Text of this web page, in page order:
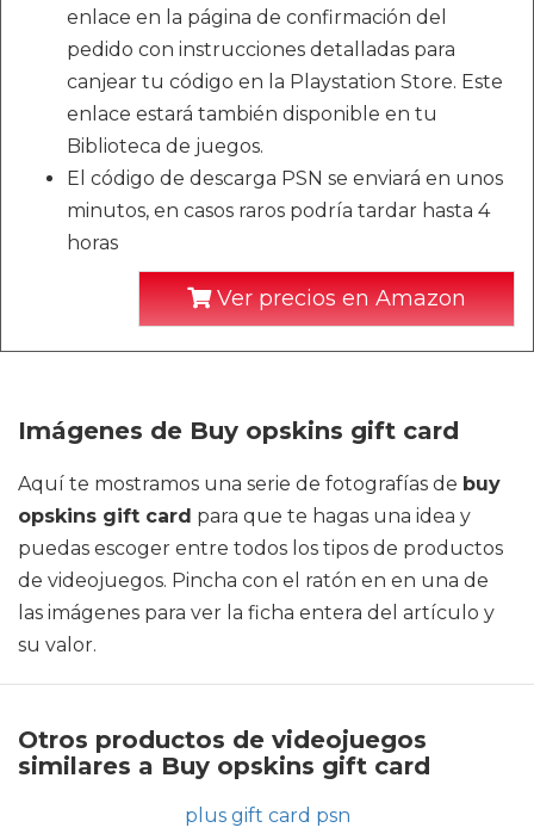
enlace en la página de confirmación del
pedido con instrucciones detalladas para
canjear tu código en la Playstation Store. Este
enlace estará también disponible en tu
Biblioteca de juegos.
El código de descarga PSN se enviará en unos
minutos, en casos raros podría tardar hasta 4
horas
Ver precios en Amazon
Imágenes de Buy opskins gift card
Aquí te mostramos una serie de fotografías de buy
opskins gift card para que te hagas una idea y
puedas escoger entre todos los tipos de productos
de videojuegos. Pincha con el ratón en en una de
las imágenes para ver la ficha entera del artículo y
su valor.
Otros productos de videojuegos
similares a Buy opskins gift card
plus gift card psn